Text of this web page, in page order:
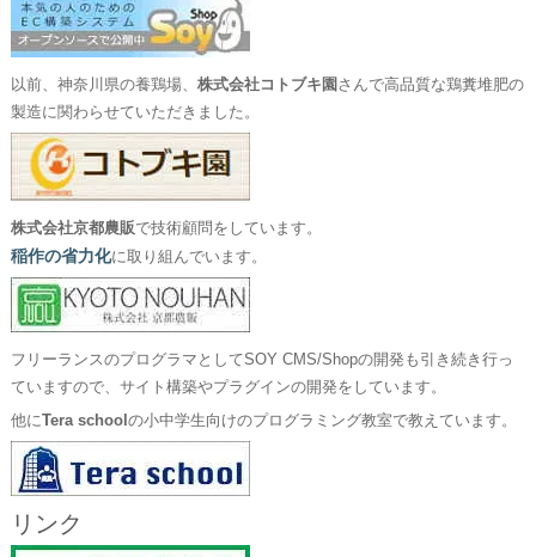
以前、神奈川県の養鶏場、 株式会社コトブキ園 さんで高品質な鶏糞堆肥の
製造に関わらせていただきました。
株式会社京都農販で技術顧問をしています。
稲作の省力化に取り組んでいます。
フリーランスのプログラマとしてSOY CMS/Shopの開発も引き続き行っ
ていますので、サイト構築やプラグインの開発をしています。
他にTera school の小中学生向けのプログラミング教室で教えています。
リンク